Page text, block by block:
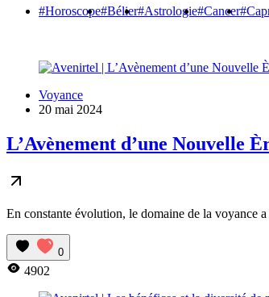
#Horoscope#Bélier#Astrologie#Cancer
Voyance
20 mai 2024
L’Avènement d’une Nouvelle
En constante évolution, le domaine de la voyance
0
4902